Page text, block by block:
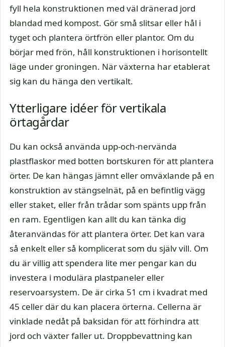
fyll hela konstruktionen med väl dränerad jord
blandad med kompost. Gör små slitsar eller hål i
tyget och plantera örtfrön eller plantor. Om du
börjar med frön, håll konstruktionen i horisontellt
läge under groningen. När växterna har etablerat
sig kan du hänga den vertikalt.
Ytterligare idéer för vertikala
örtagårdar
Du kan också använda upp-och-nervända
plastflaskor med botten bortskuren för att plantera
örter. De kan hängas jämnt eller omväxlande på en
konstruktion av stängselnät, på en befintlig vägg
eller staket, eller från trådar som spänts upp från
en ram. Egentligen kan allt du kan tänka dig
återanvändas för att plantera örter. Det kan vara
så enkelt eller så komplicerat som du själv vill. Om
du är villig att spendera lite mer pengar kan du
investera i modulära plastpaneler eller
reservoarsystem. De är cirka 51 cm i kvadrat med
45 celler där du kan placera örterna. Cellerna är
vinklade nedåt på baksidan för att förhindra att
jord och växter faller ut. Droppbevattning kan